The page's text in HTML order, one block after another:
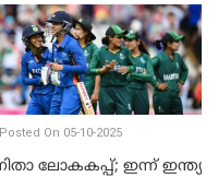
പഴക്കമുള്ള ലോക
തകര്‍ത്ത് സ്മൃതി
Posted On 05-10-2025
ലോകകപ്പ്; ഇന്ന് ഇന്ത്യ